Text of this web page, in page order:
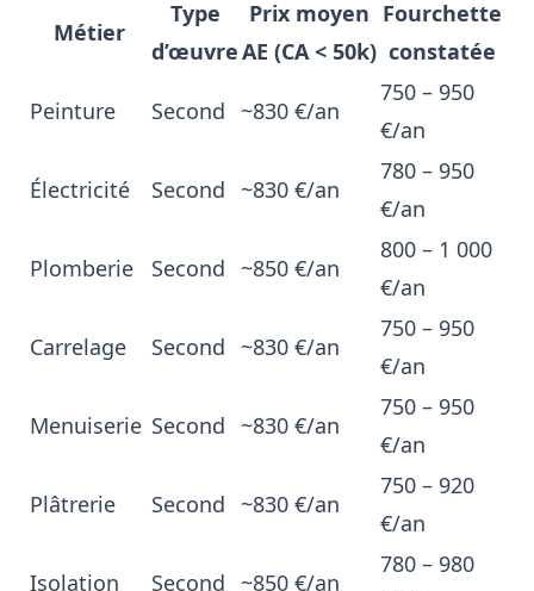
Métier
Type
d’œuvre
Prix moyen
AE (CA < 50k)
Fourchette
constatée
Peinture Second ~830 €/an
750 – 950
€/an
Électricité Second ~830 €/an
780 – 950
€/an
Plomberie Second ~850 €/an
800 – 1 000
€/an
Carrelage Second ~830 €/an
750 – 950
€/an
Menuiserie Second ~830 €/an
750 – 950
€/an
Plâtrerie Second ~830 €/an
750 – 920
€/an
Isolation Second ~850 €/an
780 – 980